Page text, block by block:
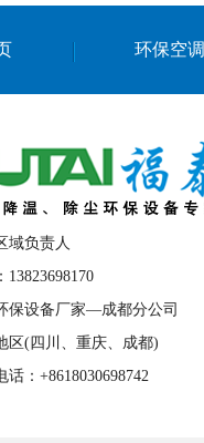
环保空调
域负责人
13823698170
保设备厂家—成都分公司
区(四川、重庆、成都)
话：+8618030698742